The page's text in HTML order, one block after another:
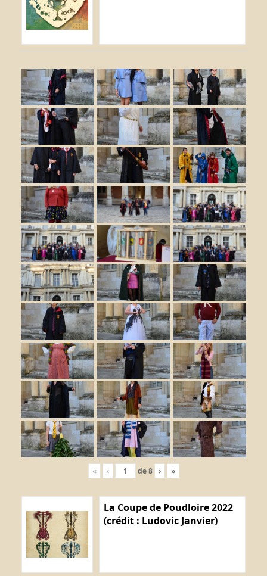
« ‹ de8 › »
La Coupe de Poudloire 2022
(crédit : Ludovic Janvier)